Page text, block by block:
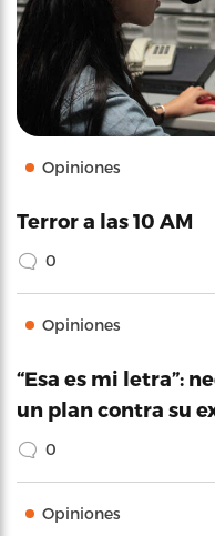
Opiniones
Terror a las 10 AM
0
Opiniones
“Esa es mi letra”:
un plan contra su
0
Opiniones